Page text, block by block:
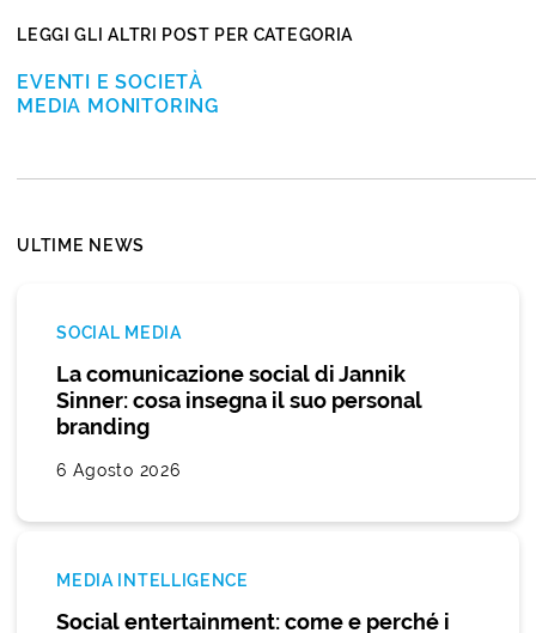
LEGGI GLI ALTRI POST PER CATEGORIA
EVENTI E SOCIETÀ
MEDIA MONITORING
ULTIME NEWS
SOCIAL MEDIA
La comunicazione social di Jannik
Sinner: cosa insegna il suo personal
branding
6 Agosto 2026
MEDIA INTELLIGENCE
Social entertainment: come e perché i